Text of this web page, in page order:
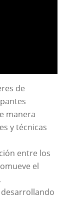
de
manera
y técnicas
entre los
el